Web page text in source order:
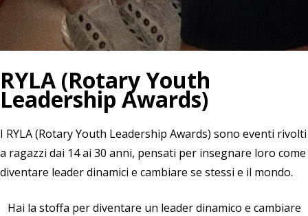
RYLA (Rotary Youth
Leadership Awards)
I RYLA (Rotary Youth Leadership Awards) sono eventi rivolti
a ragazzi dai 14 ai 30 anni, pensati per insegnare loro come
diventare leader dinamici e cambiare se stessi e il mondo.
Hai la stoffa per diventare un leader dinamico e cambiare